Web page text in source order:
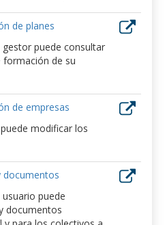
de planes
puede consultar
formación de su
de empresas
modificar los
documentos
puede
documentos